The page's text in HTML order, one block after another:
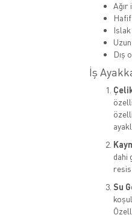
Dış
İş
dahi
Su